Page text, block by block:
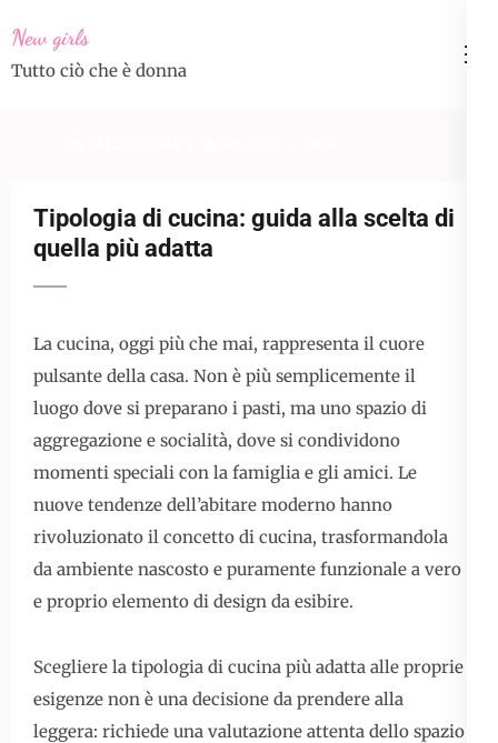
to
content
New girls
Tutto ciò che è donna
Tipologia di cucina: guida alla scelta di
quella più adatta
La cucina, oggi più che mai, rappresenta il cuore
pulsante della casa. Non è più semplicemente il
luogo dove si preparano i pasti, ma uno spazio di
aggregazione e socialità, dove si condividono
momenti speciali con la famiglia e gli amici. Le
nuove tendenze dell’abitare moderno hanno
rivoluzionato il concetto di cucina, trasformandola
da ambiente nascosto e puramente funzionale a vero
e proprio elemento di design da esibire.
Scegliere la tipologia di cucina più adatta alle proprie
esigenze non è una decisione da prendere alla
leggera: richiede una valutazione attenta dello spazio